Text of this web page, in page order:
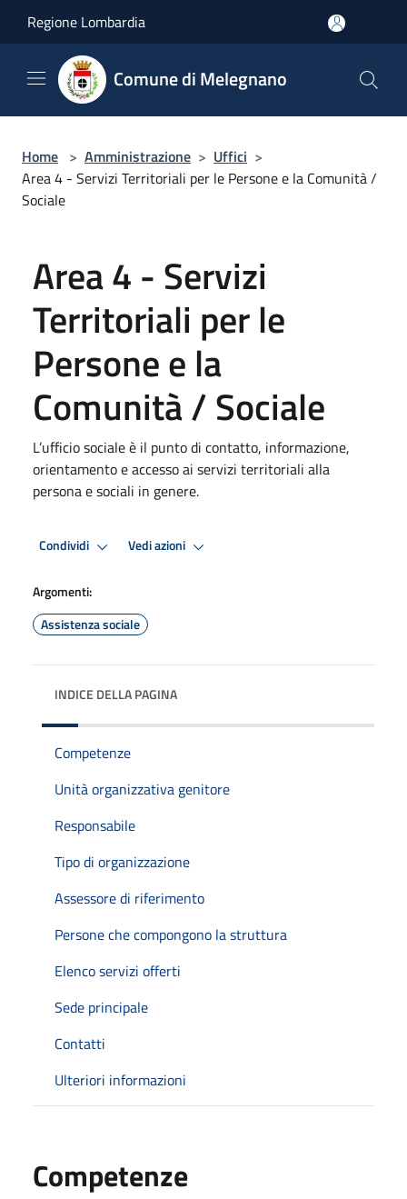
Regione Lombardia
Comune di Melegnano
Home > Amministrazione > Uffici >
Area 4 - Servizi Territoriali per le Persone e la Comunità /
Sociale
Area 4 - Servizi
Territoriali per le
Persone e la
Comunità / Sociale
L’ufficio sociale è il punto di contatto, informazione,
orientamento e accesso ai servizi territoriali alla
persona e sociali in genere.
Condividi Vedi azioni
Argomenti:
Assistenza sociale
INDICE DELLA PAGINA
Competenze
Unità organizzativa genitore
Responsabile
Tipo di organizzazione
Assessore di riferimento
Persone che compongono la struttura
Elenco servizi offerti
Sede principale
Contatti
Ulteriori informazioni
Competenze